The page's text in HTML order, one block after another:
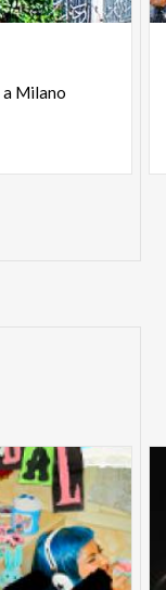
a Milano